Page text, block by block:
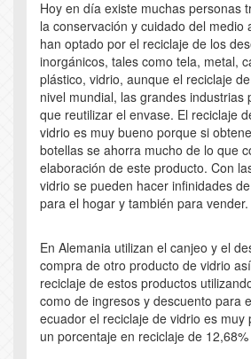
Hoy en día existe muchas personas
la conservación y cuidado del medio
han optado por el reciclaje de los
inorgánicos, tales como tela, metal,
plástico, vidrio, aunque el reciclaje
nivel mundial, las grandes industrias
que reutilizar el envase. El reciclaje
vidrio es muy bueno porque si
botellas se ahorra mucho de lo que
elaboración de este producto. Con
vidrio se pueden hacer infinidades
para el hogar y también para vender.
En Alemania utilizan el canjeo y el
compra de otro producto de vidrio
reciclaje de estos productos
como de ingresos y descuento para
ecuador el reciclaje de vidrio es muy
un porcentaje en reciclaje de